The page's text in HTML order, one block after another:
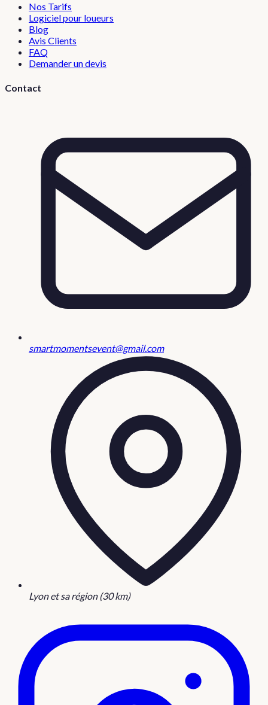
Nos Tarifs
Logiciel pour loueurs
Blog
Avis Clients
FAQ
Demander un devis
Contact
smartmomentsevent@gmail.com
Lyon et sa région (30 km)